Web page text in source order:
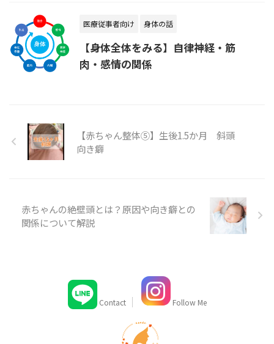
医療従事者向け 身体の話
【身体全体をみる】自律神経・筋
肉・感情の関係
【赤ちゃん整体⑤】生後1.5か月 斜頭
向き癖
赤ちゃんの絶壁頭とは？原因や向き癖との
関係について解説
Contact Follow Me